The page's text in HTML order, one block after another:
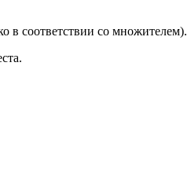
в соответствии со множителем).